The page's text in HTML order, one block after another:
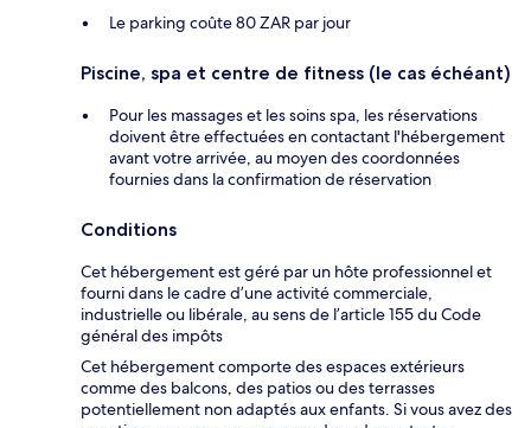
Le parking coûte 80 ZAR par jour
Piscine, spa et centre de fitness (le cas échéant)
Pour les massages et les soins spa, les réservations
doivent être effectuées en contactant l'hébergement
avant votre arrivée, au moyen des coordonnées
fournies dans la confirmation de réservation
Conditions
Cet hébergement est géré par un hôte professionnel et
fourni dans le cadre d’une activité commerciale,
industrielle ou libérale, au sens de l’article 155 du Code
général des impôts
Cet hébergement comporte des espaces extérieurs
comme des balcons, des patios ou des terrasses
potentiellement non adaptés aux enfants. Si vous avez des